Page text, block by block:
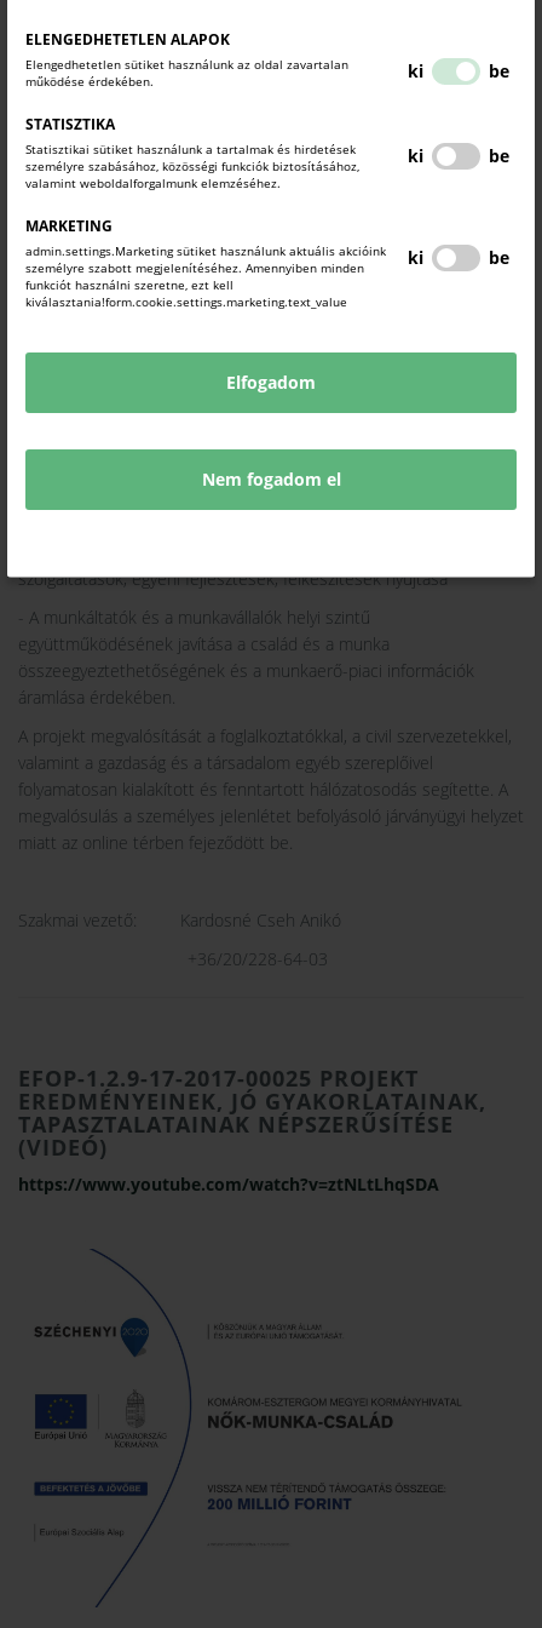
ELENGEDHETETLEN ALAPOK
Elengedhetetlen sütiket használunk az oldal zavartalan
működése érdekében.
ki be
STATISZTIKA
Statisztikai sütiket használunk a tartalmak és hirdetések
személyre szabásához, közösségi funkciók biztosításához,
valamint weboldalforgalmunk elemzéséhez.
ki be
MARKETING
admin.settings.Marketing sütiket használunk aktuális akcióink
személyre szabott megjelenítéséhez. Amennyiben minden
funkciót használni szeretne, ezt kell
kiválasztania!form.cookie.settings.marketing.text_value
ki be
Elfogadom
Nem fogadom el
A NŐK-Munka-Család nevet viselő projekt konzorciumi
Kormányhivatal, a Komárom-Esztergom Megyei Kereskedelmi és
Iparkamara, valamint az Esztergomi Otthon Segítünk Alapítvány
közreműködésével. A pályázat keretein belül létrejött az
felkészítésnek, kommunikációs és szemléletformáló tevékenység
helyszínének adott otthont, kiemelten az Esztergomi Járás
meghatározott célcsoportjai számára.
típusú munkaidő modellek népszerűsítésével és a bevezetés
lehetőségének ismertté tételével mind a munkavállalók, mind a
munkaadók körében.
- Az atipikus foglalkoztathatóságának ismertetése, széles körű
alkalmazásának elősegítése találkozókon, előadásokon keresztül.
szolgáltatások, egyéni fejlesztések, felkészítések nyújtása
- A munkáltatók és a munkavállalók helyi szintű
együttműködésének javítása a család és a munka
összeegyeztethetőségének és a munkaerő-piaci információk
áramlása érdekében.
A projekt megvalósítását a foglalkoztatókkal, a civil szervezetekkel,
valamint a gazdaság és a társadalom egyéb szereplőivel
folyamatosan kialakított és fenntartott hálózatosodás segítette. A
megvalósulás a személyes jelenlétet befolyásoló járványügyi helyzet
miatt az online térben fejeződött be.
Szakmai vezető: Kardosné Cseh Anikó
+36/20/228-64-03
EFOP-1.2.9-17-2017-00025 PROJEKT
EREDMÉNYEINEK, JÓ GYAKORLATAINAK,
TAPASZTALATAINAK NÉPSZERŰSÍTÉSE
(VIDEÓ)
https://www.youtube.com/watch?v=ztNLtLhqSDA